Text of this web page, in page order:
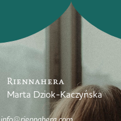
Riennahera
Marta Dziok-Kaczyńska